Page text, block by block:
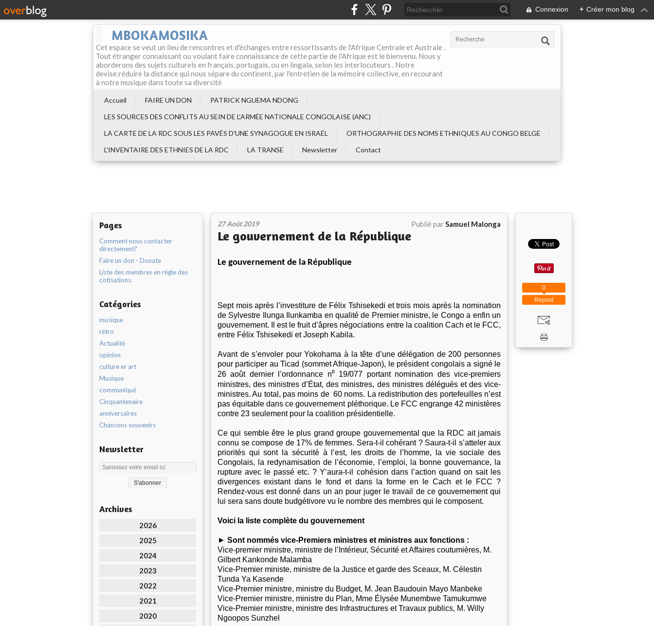
Connexion + Créer mon blog
MBOKAMOSIKA
Cet espace se veut un lieu de rencontres et d'échanges entre ressortissants de l'Afrique Centrale et Australe .
Tout étranger connaissant ou voulant faire connaissance de cette partie de l'Afrique est le bienvenu. Nous y
aborderons des sujets culturels en français, portugais, ou en lingala, selon les interlocuteurs . Notre
devise:réduire la distance qui nous sépare du continent, par l'entretien de la mémoire collective, en recourant
à notre musique dans toute sa diversité
Accueil FAIRE UN DON
PATRICK NGUEMA NDONG
LES SOURCES DES CONFLITS AU SEIN DE L‘ARMÉE NATIONALE CONGOLAISE (ANC)
LA CARTE DE LA RDC SOUS LES PAVÉS D'UNE SYNAGOGUE EN ISRAËL
ORTHOGRAPHIE DES NOMS ETHNIQUES AU CONGO BELGE
L'INVENTAIRE DES ETHNIES DE LA RDC
LA TRANSE Newsletter Contact
Pages
Comment nous contacter
directement?
Faire un don - Donate
Liste des membres en règle des
cotisations.
Catégories
musique
rétro
Actualité
opinion
culture er art
Musique
communiqué
Cinquantenaire
anniversaires
Chansons souvenirs
Newsletter
Archives
2026
2025
2024
2023
2022
2021
2020
27 Août 2019 Publié parSamuel Malonga
Le gouvernement de la République
Le gouvernement de la République
Sept mois après l’investiture de Félix Tshisekedi et trois mois après la nomination
de Sylvestre Ilunga Ilunkamba en qualité de Premier ministre, le Congo a enfin un
gouvernement. Il est le fruit d’âpres négociations entre la coalition Cach et le FCC,
entre Félix Tshisekedi et Joseph Kabila.
Avant de s’envoler pour Yokohama à la tête d’une délégation de 200 personnes
pour participer au Ticad (sommet Afrique-Japon), le président congolais a signé le
26 août dernier l’ordonnance n⁰ 19/077 portant nomination des vice-premiers
ministres, des ministres d’État, des ministres, des ministres délégués et des vice-
ministres. Au total, pas moins de 60 noms. La redistribution des portefeuilles n’est
pas équitable dans ce gouvernement pléthorique. Le FCC engrange 42 ministères
contre 23 seulement pour la coalition présidentielle.
Ce qui semble être le plus grand groupe gouvernemental que la RDC ait jamais
connu se compose de 17% de femmes. Sera-t-il cohérant ? Saura-t-il s’atteler aux
priorités qui sont la sécurité à l’est, les droits de l’homme, la vie sociale des
Congolais, la redynamisation de l’économie, l’emploi, la bonne gouvernance, la
rupture avec le passé etc. ? Y‘aura-t-il cohésion dans l’action quand on sait les
divergences existant dans le fond et dans la forme en le Cach et le FCC ?
Rendez-vous est donné dans un an pour juger le travail de ce gouvernement qui
lui sera sans doute budgétivore vu le nombre des membres qui le composent.
Voici la liste complète du gouvernement
► Sont nommés vice-Premiers ministres et ministres aux fonctions :
Vice-premier ministre, ministre de l’Intérieur, Sécurité et Affaires coutumières, M.
Gilbert Kankonde Malamba
Vice-Premier ministe, ministre de la Justice et garde des Sceaux, M. Célestin
Tunda Ya Kasende
Vice-Premier ministre, ministre du Budget, M. Jean Baudouin Mayo Manbeke
Vice-Premier ministre, ministre du Plan, Mme Élysée Munembwe Tamukumwe
Vice-Premier ministre, ministre des Infrastructures et Travaux publics, M. Willy
Ngoopos Sunzhel
Repost
0